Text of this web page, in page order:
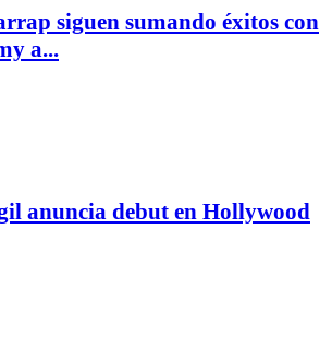
siguen sumando éxitos con
a...
anuncia debut en Hollywood